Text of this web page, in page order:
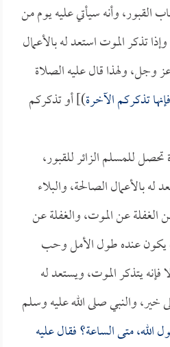
القبور، وأنه سيأتي عليه يوم من
تذكر الموت استعد له بالأعمال
وجل، ولهذا قال عليه الصلاة
تذكركم الآخرة)] أو تذكركم
تحصل للمسلم الزائر للقبور،
بالأعمال الصالحة، والبلاء
عن الموت، والغفلة عن
يكون عنده طول الأمل وحب
فإنه يتذكر الموت، ويستعد له
خير، والنبي صلى الله عليه وسلم
الله، متى الساعة؟ فقال عليه